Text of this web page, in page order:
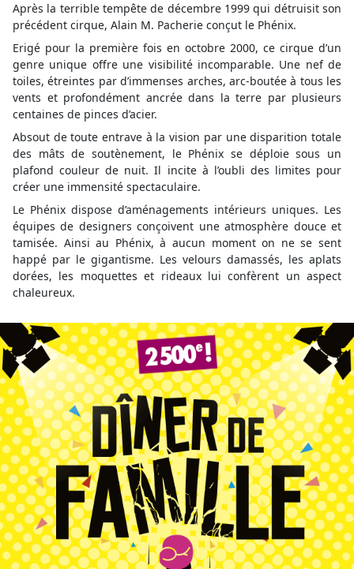
Après la terrible tempête de décembre 1999 qui détruisit son
précédent cirque, Alain M. Pacherie conçut le Phénix.
Erigé pour la première fois en octobre 2000, ce cirque d’un
genre unique offre une visibilité incomparable. Une nef de
toiles, étreintes par d’immenses arches, arc-boutée à tous les
vents et profondément ancrée dans la terre par plusieurs
centaines de pinces d’acier.
Absout de toute entrave à la vision par une disparition totale
des mâts de soutènement, le Phénix se déploie sous un
plafond couleur de nuit. Il incite à l’oubli des limites pour
créer une immensité spectaculaire.
Le Phénix dispose d’aménagements intérieurs uniques. Les
équipes de designers conçoivent une atmosphère douce et
tamisée. Ainsi au Phénix, à aucun moment on ne se sent
happé par le gigantisme. Les velours damassés, les aplats
dorées, les moquettes et rideaux lui confèrent un aspect
chaleureux.